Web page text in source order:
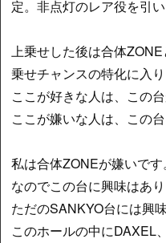
定。非点灯のレア役を引い
上乗せした後は合体
乗せチャンスの特化に入り
ここが好きな人は、この台
ここが嫌いな人は、この
私は合体ZONEが嫌いです。
なのでこの台に興味はあり
ただのSANKYO台には興
このホールの中にDAXEL